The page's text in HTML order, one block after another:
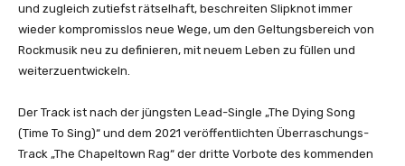
und zugleich zutiefst rätselhaft, beschreiten Slipknot immer
wieder kompromisslos neue Wege, um den Geltungsbereich von
Rockmusik neu zu definieren, mit neuem Leben zu füllen und
weiterzuentwickeln.
Der Track ist nach der jüngsten Lead-Single „The Dying Song
(Time To Sing)“ und dem 2021 veröffentlichten Überraschungs-
Track „The Chapeltown Rag“ der dritte Vorbote des kommenden